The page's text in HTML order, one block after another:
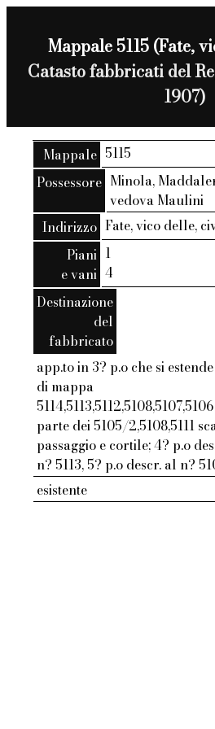
Mappale 5115 (Fate,
Catasto fabbricati del
1907)
Mappale 5115
Possessore Minola,
vedova Maulini
Indirizzo Fate, vico delle,
Piani
e vani
1
4
Destinazione
del
fabbricato
app.to in 3? p.o che si
di mappa
parte dei 5105/2,5108,5111
passaggio e cortile; 4? p.o
n? 5113, 5? p.o descr. al n?
esistente